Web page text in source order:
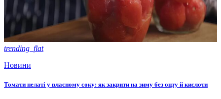
trending_flat
Новини
Томати пелаті у власному соку: як закрити на зиму без оцту й кислоти